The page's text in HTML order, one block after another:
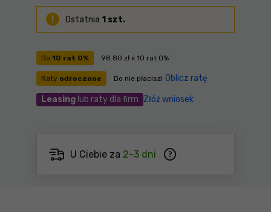
Do 10 rat 0% 98.80 zł x 10 rat 0%
Raty odroczone Do nie płacisz! Oblicz ratę
Leasing lub raty dla firm Złóż wniosek
Ostatnia 1 szt.
U Ciebie za 2-3 dni